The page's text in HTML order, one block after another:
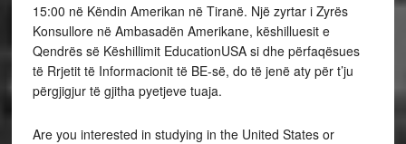
15:00 në Këndin Amerikan në Tiranë. Një zyrtar i Zyrës
Konsullore në Ambasadën Amerikane, këshilluesit e
Qendrës së Këshillimit EducationUSA si dhe përfaqësues
të Rrjetit të Informacionit të BE-së, do të jenë aty për t’ju
përgjigjur të gjitha pyetjeve tuaja.
Are you interested in studying in the United States or